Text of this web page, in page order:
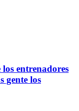
entrenadores
gente los